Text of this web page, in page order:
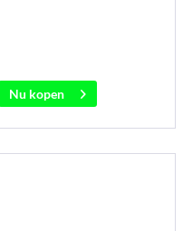
Nu kopen